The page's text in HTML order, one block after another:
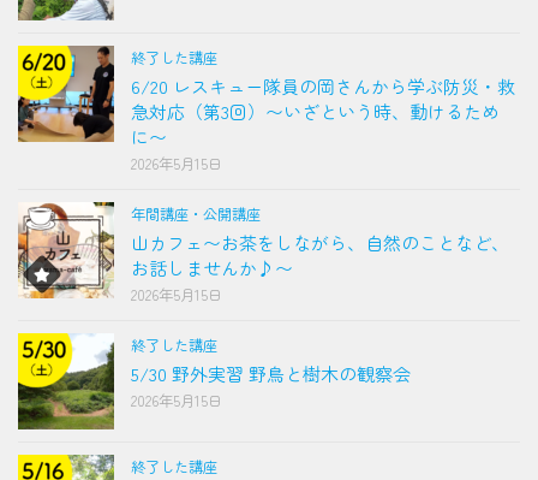
終了した講座
6/20 レスキュー隊員の岡さんから学ぶ防災・救
急対応（第3回）〜いざという時、動けるため
に〜
2026年5月15日
年間講座・公開講座
山カフェ〜お茶をしながら、自然のことなど、
お話しませんか♪〜
2026年5月15日
終了した講座
5/30 野外実習 野鳥と樹木の観察会
2026年5月15日
終了した講座